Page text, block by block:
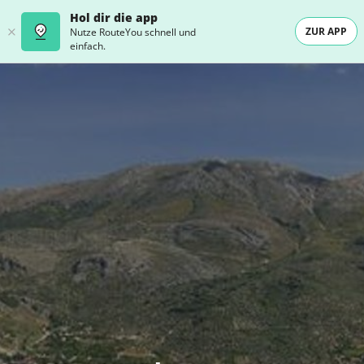
Hol dir die app
Nutze RouteYou schnell und
einfach.
ZUR APP